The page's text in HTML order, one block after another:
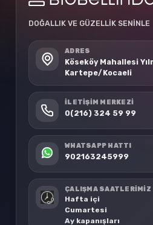
DOĞALLIK VE GÜZELLİK SENİNLE
ADRES
Köseköy Mahallesi
Kartepe/Kocaeli
İLETIŞIM MERKEZI
0(216) 324 59 99
WHATSAPP HATTI
902163245999
ÇALIŞMA SAATLERİMİZ
Hafta içi
Cumartesi
Ay kapanışları